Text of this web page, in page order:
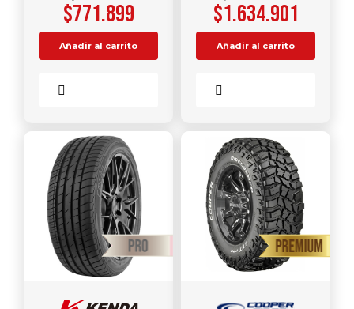
$771.899
Añadir al carrito
$1.634.901
Añadir al carrito